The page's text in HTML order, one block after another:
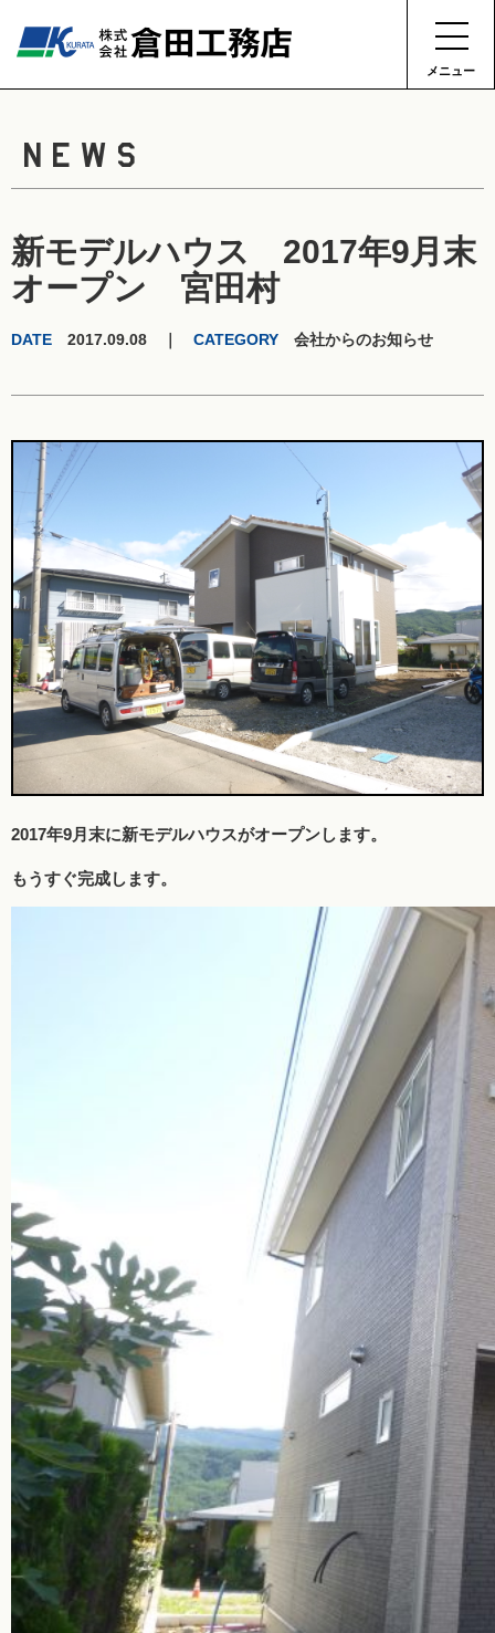
メニュー
NEWS
新モデルハウス 2017年9月末
オープン 宮田村
DATE 2017.09.08 ｜ CATEGORY 会社からのお知らせ
2017年9月末に新モデルハウスがオープンします。
もうすぐ完成します。